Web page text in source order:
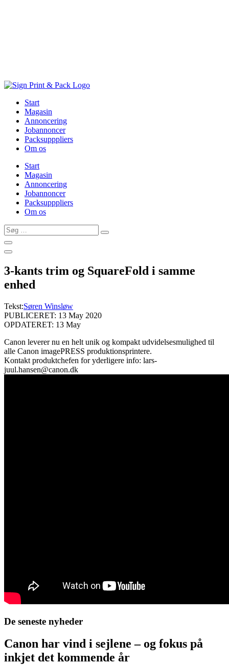
Start
Magasin
Annoncering
Jobannoncer
Packsupppliers
Om os
Start
Magasin
Annoncering
Jobannoncer
Packsupppliers
Om os
Søg
…
3-kants trim og SquareFold i samme
enhed
Tekst:Søren Winsløw
PUBLICERET: 13 May 2020
OPDATERET: 13 May
Canon leverer nu en helt unik og kompakt udvidelsesmulighed til
alle Canon imagePRESS produktionsprintere.
Kontakt produktchefen for yderligere info: lars-
juul.hansen@canon.dk
De seneste nyheder
Canon har vind i sejlene – og fokus på
inkjet det kommende år